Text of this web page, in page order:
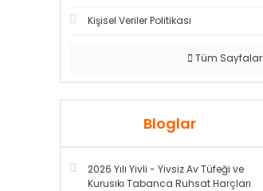
Kişisel Veriler Politikası
Tüm Sayfalar
Bloglar
2026 Yılı Yivli - Yivsiz Av Tüfeği ve
Kurusıkı Tabanca Ruhsat Harçları